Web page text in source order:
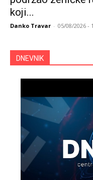
koji...
Danko Travar - 05/08/2026 -
DNEVNIK